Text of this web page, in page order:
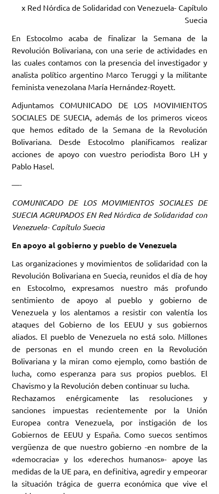
x Red Nórdica de Solidaridad con Venezuela- Capítulo
Suecia
En Estocolmo acaba de finalizar la Semana de la
Revolución Bolivariana, con una serie de actividades en
las cuales contamos con la presencia del investigador y
analista político argentino Marco Teruggi y la militante
feminista venezolana María Hernández-Royett.
Adjuntamos COMUNICADO DE LOS MOVIMIENTOS
SOCIALES DE SUECIA, además de los primeros viceos
que hemos editado de la Semana de la Revolución
Bolivariana. Desde Estocolmo planificamos realizar
acciones de apoyo con vuestro periodista Boro LH y
Pablo Hasel.
—-
COMUNICADO DE LOS MOVIMIENTOS SOCIALES DE
SUECIA AGRUPADOS EN Red Nórdica de Solidaridad con
Venezuela- Capítulo Suecia
En apoyo al gobierno y pueblo de Venezuela
Las organizaciones y movimientos de solidaridad con la
Revolución Bolivariana en Suecia, reunidos el día de hoy
en Estocolmo, expresamos nuestro más profundo
sentimiento de apoyo al pueblo y gobierno de
Venezuela y los alentamos a resistir con valentía los
ataques del Gobierno de los EEUU y sus gobiernos
aliados. El pueblo de Venezuela no está solo. Millones
de personas en el mundo creen en la Revolución
Bolivariana y la miran como ejemplo, como bastión de
lucha, como esperanza para sus propios pueblos. El
Chavismo y la Revolución deben continuar su lucha.
Rechazamos enérgicamente las resoluciones y
sanciones impuestas recientemente por la Unión
Europea contra Venezuela, por instigación de los
Gobiernos de EEUU y España. Como suecos sentimos
vergüenza de que nuestro gobierno -en nombre de la
«democracia» y los «derechos humanos»- apoye las
medidas de la UE para, en definitiva, agredir y empeorar
la situación trágica de guerra económica que vive el